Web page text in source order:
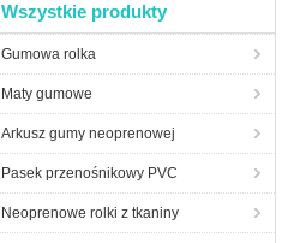
Wszystkie produkty
Gumowa rolka
Maty gumowe
Arkusz gumy neoprenowej
Pasek przenośnikowy PVC
Neoprenowe rolki z tkaniny